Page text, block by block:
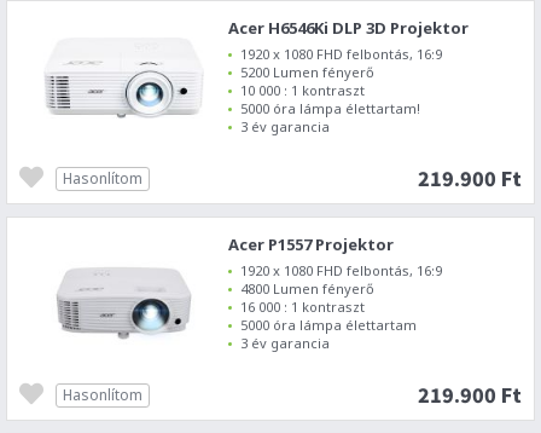
Acer H6546Ki DLP 3D Projektor
1920 x 1080 FHD felbontás, 16:9
5200 Lumen fényerő
10 000 : 1 kontraszt
5000 óra lámpa élettartam!
3 év garancia
219.900 Ft
Hasonlítom
Acer P1557 Projektor
1920 x 1080 FHD felbontás, 16:9
4800 Lumen fényerő
16 000 : 1 kontraszt
5000 óra lámpa élettartam
3 év garancia
219.900 Ft
Hasonlítom